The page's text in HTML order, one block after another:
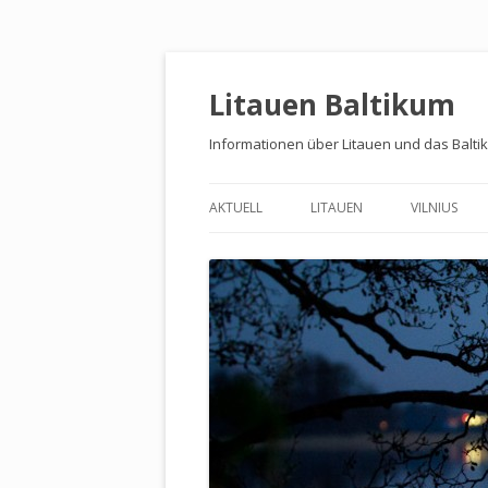
Litauen Baltikum
Informationen über Litauen und das
AKTUELL LITAUEN
WASSERBURG TRAKAI
KULTURRESERVAT KERNAVĖ
LAND UND LEUTE
VILNIUS
MUSEEN
PARKS
UMLAND